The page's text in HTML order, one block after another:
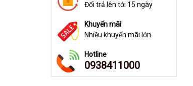
Đổi trả lên tới 15 ngày
Khuyến mãi
Nhiều khuyến mãi lớn
Hotline
0938411000